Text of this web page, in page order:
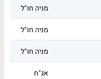
מניה חו"ל
מניה חו"ל
מניה חו"ל
אג"ח